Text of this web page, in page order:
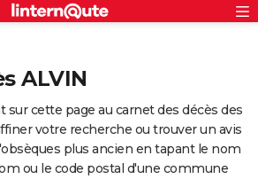
ALVIN
cette page au carnet des décès des
votre recherche ou trouver un avis
plus ancien en tapant le nom
ou le code postal d'une commune